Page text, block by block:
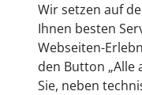
entwickeln wir
Berlin laufend
heute mehr
Wir setzen auf
Ihnen besten
Webseiten-
den Button „Alle
Sie, neben